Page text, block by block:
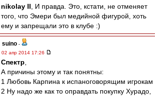
nikolay II , И правда. Это, кстати, не отменяет
того, что Эмери был медийной фигурой, хоть
ему и запрещали это в клубе :)
suino -
02 апр 2014 17:26
Спектр
А причины этому и так понятны:
1 Любовь Карпина к испаноговорящим игрокам
2 Ну надо же как то оправдать покупку Хурадо,